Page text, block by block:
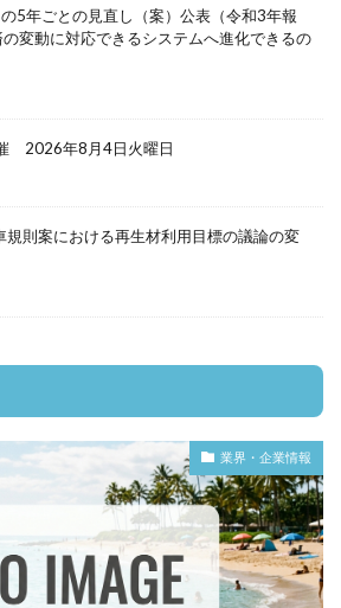
5年ごとの見直し（案）公表（令和3年報
変動に対応できるシステムへ進化できるの
2026年8月4日火曜日
則案における再生材利用目標の議論の変
業界・企業情報